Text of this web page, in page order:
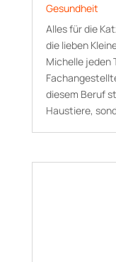
Gesundheit
Alles für die
die lieben
Michelle jeden
diesem Beruf
Haustiere,